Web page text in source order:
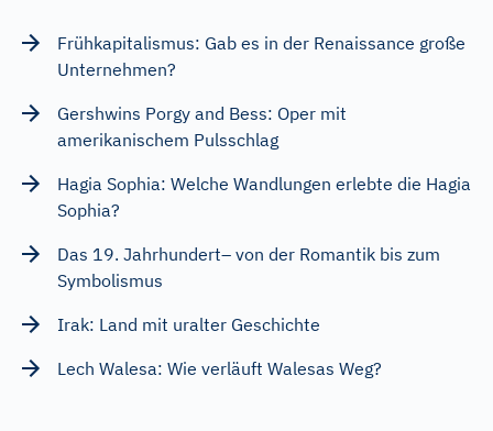
Frühkapitalismus: Gab es in der Renaissance große
Unternehmen?
Gershwins Porgy and Bess: Oper mit
amerikanischem Pulsschlag
Hagia Sophia: Welche Wandlungen erlebte die Hagia
Sophia?
Das 19. Jahrhundert– von der Romantik bis zum
Symbolismus
Irak: Land mit uralter Geschichte
Lech Walesa: Wie verläuft Walesas Weg?